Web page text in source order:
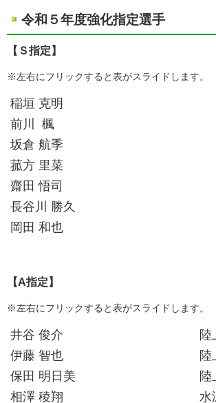
令和５年度強化指定選手
【Ｓ指定】
※左右にフリックすると表がスライドします。
稲垣 克明
前川 楓
坂倉 航季
菰方 里菜
齋田 悟司
長谷川 勝久
岡田 和也
【A指定】
※左右にフリックすると表がスライドします。
井谷 俊介
陸
伊藤 智也
陸
保田 明日美
陸
相澤 稜翔
水